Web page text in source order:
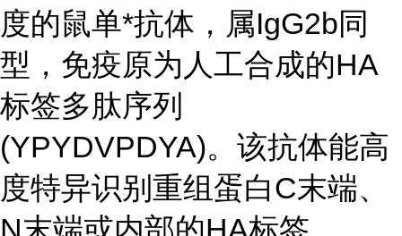
度的鼠单*抗体，属IgG2b同
型，免疫原为人工合成的HA
标签多肽序列
(YPYDVPDYA)。该抗体能高
度特异识别重组蛋白C末端、
N末端或内部的HA标签